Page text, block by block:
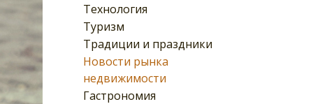
Технология
Туризм
Традиции и праздники
Новости рынка
недвижимости
Гастрономия